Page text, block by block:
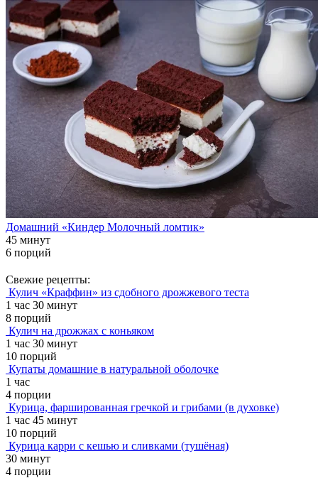
Домашний «Киндер Молочный ломтик»
45 минут
6 порций
Свежие рецепты:
Кулич «Краффин» из сдобного дрожжевого теста
1 час 30 минут
8 порций
Кулич на дрожжах с коньяком
1 час 30 минут
10 порций
Купаты домашние в натуральной оболочке
1 час
4 порции
Курица, фаршированная гречкой и грибами (в духовке)
1 час 45 минут
10 порций
Курица карри с кешью и сливками (тушёная)
30 минут
4 порции